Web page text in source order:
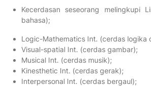
Kecerdasan seseorang melingkupi
bahasa);
Logic-Mathematics Int. (cerdas logika
Visual-spatial Int. (cerdas gambar);
Musical Int. (cerdas musik);
Kinesthetic Int. (cerdas gerak);
Interpersonal Int. (cerdas bergaul);